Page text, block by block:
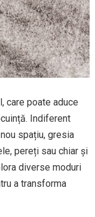
care poate aduce
Indiferent
spațiu, gresia
pereți sau chiar și
diverse moduri
a transforma